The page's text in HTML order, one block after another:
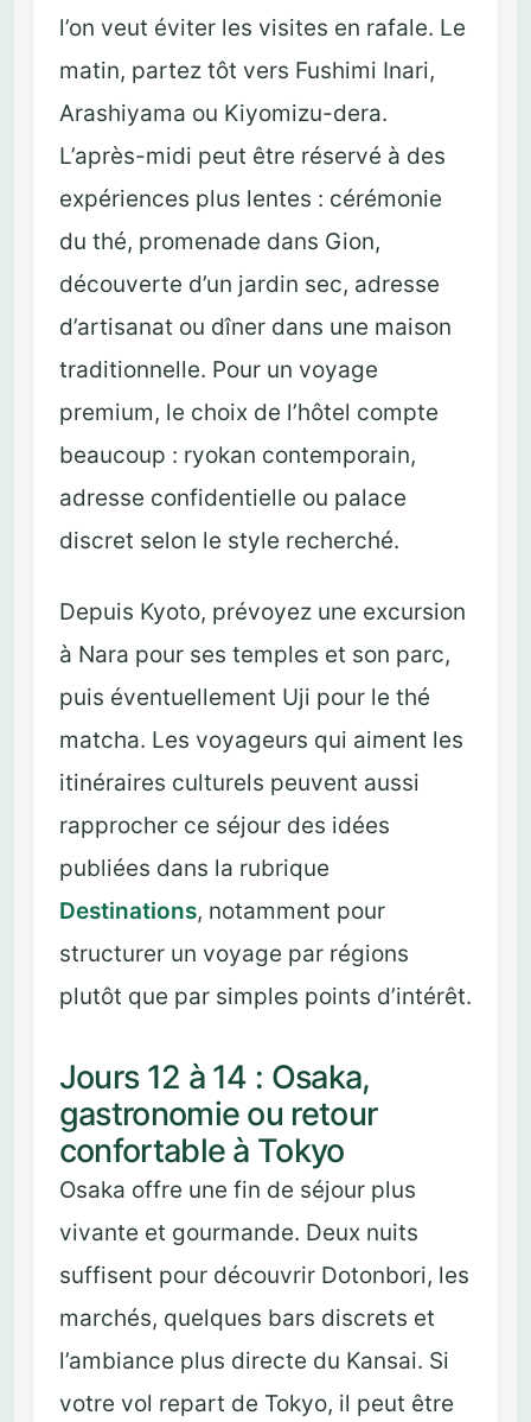
l’on veut éviter les visites en rafale. Le
matin, partez tôt vers Fushimi Inari,
Arashiyama ou Kiyomizu-dera.
L’après-midi peut être réservé à des
expériences plus lentes : cérémonie
du thé, promenade dans Gion,
découverte d’un jardin sec, adresse
d’artisanat ou dîner dans une maison
traditionnelle. Pour un voyage
premium, le choix de l’hôtel compte
beaucoup : ryokan contemporain,
adresse confidentielle ou palace
discret selon le style recherché.
Depuis Kyoto, prévoyez une excursion
à Nara pour ses temples et son parc,
puis éventuellement Uji pour le thé
matcha. Les voyageurs qui aiment les
itinéraires culturels peuvent aussi
rapprocher ce séjour des idées
publiées dans la rubrique
Destinations, notamment pour
structurer un voyage par régions
plutôt que par simples points d’intérêt.
Jours 12 à 14 : Osaka,
gastronomie ou retour
confortable à Tokyo
Osaka offre une fin de séjour plus
vivante et gourmande. Deux nuits
suffisent pour découvrir Dotonbori, les
marchés, quelques bars discrets et
l’ambiance plus directe du Kansai. Si
votre vol repart de Tokyo, il peut être